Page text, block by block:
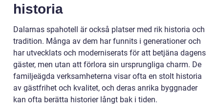
historia
Dalarnas spahotell är också platser med rik historia och
tradition. Många av dem har funnits i generationer och
har utvecklats och moderniserats för att betjäna dagens
gäster, men utan att förlora sin ursprungliga charm. De
familjeägda verksamheterna visar ofta en stolt historia
av gästfrihet och kvalitet, och deras anrika byggnader
kan ofta berätta historier långt bak i tiden.